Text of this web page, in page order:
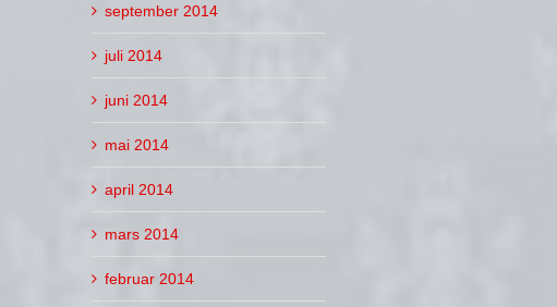
september 2014
juli 2014
juni 2014
mai 2014
april 2014
mars 2014
februar 2014